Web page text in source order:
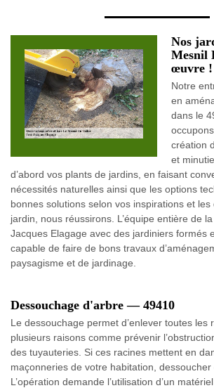
Nos
Mesnil
œuvre !
Notre
en
dans le
création
et
d’abord vos plants de jardins, en faisant
nécessités naturelles ainsi que les options
bonnes solutions selon vos inspirations et les
jardin, nous réussirons. L’équipe entière de
Jacques Elagage avec des jardiniers formés
capable de faire de bons travaux
paysagisme et de jardinage.
Dessouchage d'arbre — 49410
Le dessouchage permet d’enlever toutes les
plusieurs raisons comme prévenir
des tuyauteries. Si ces racines mettent en
maçonneries de votre habitation, dessoucher
L’opération demande l’utilisation d’un